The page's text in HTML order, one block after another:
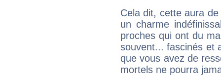
Cela dit, cette aura
un charme
proches qui ont du
souvent... fascinés et
que vous avez de
mortels ne pourra